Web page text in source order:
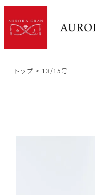
トップ 13/15号